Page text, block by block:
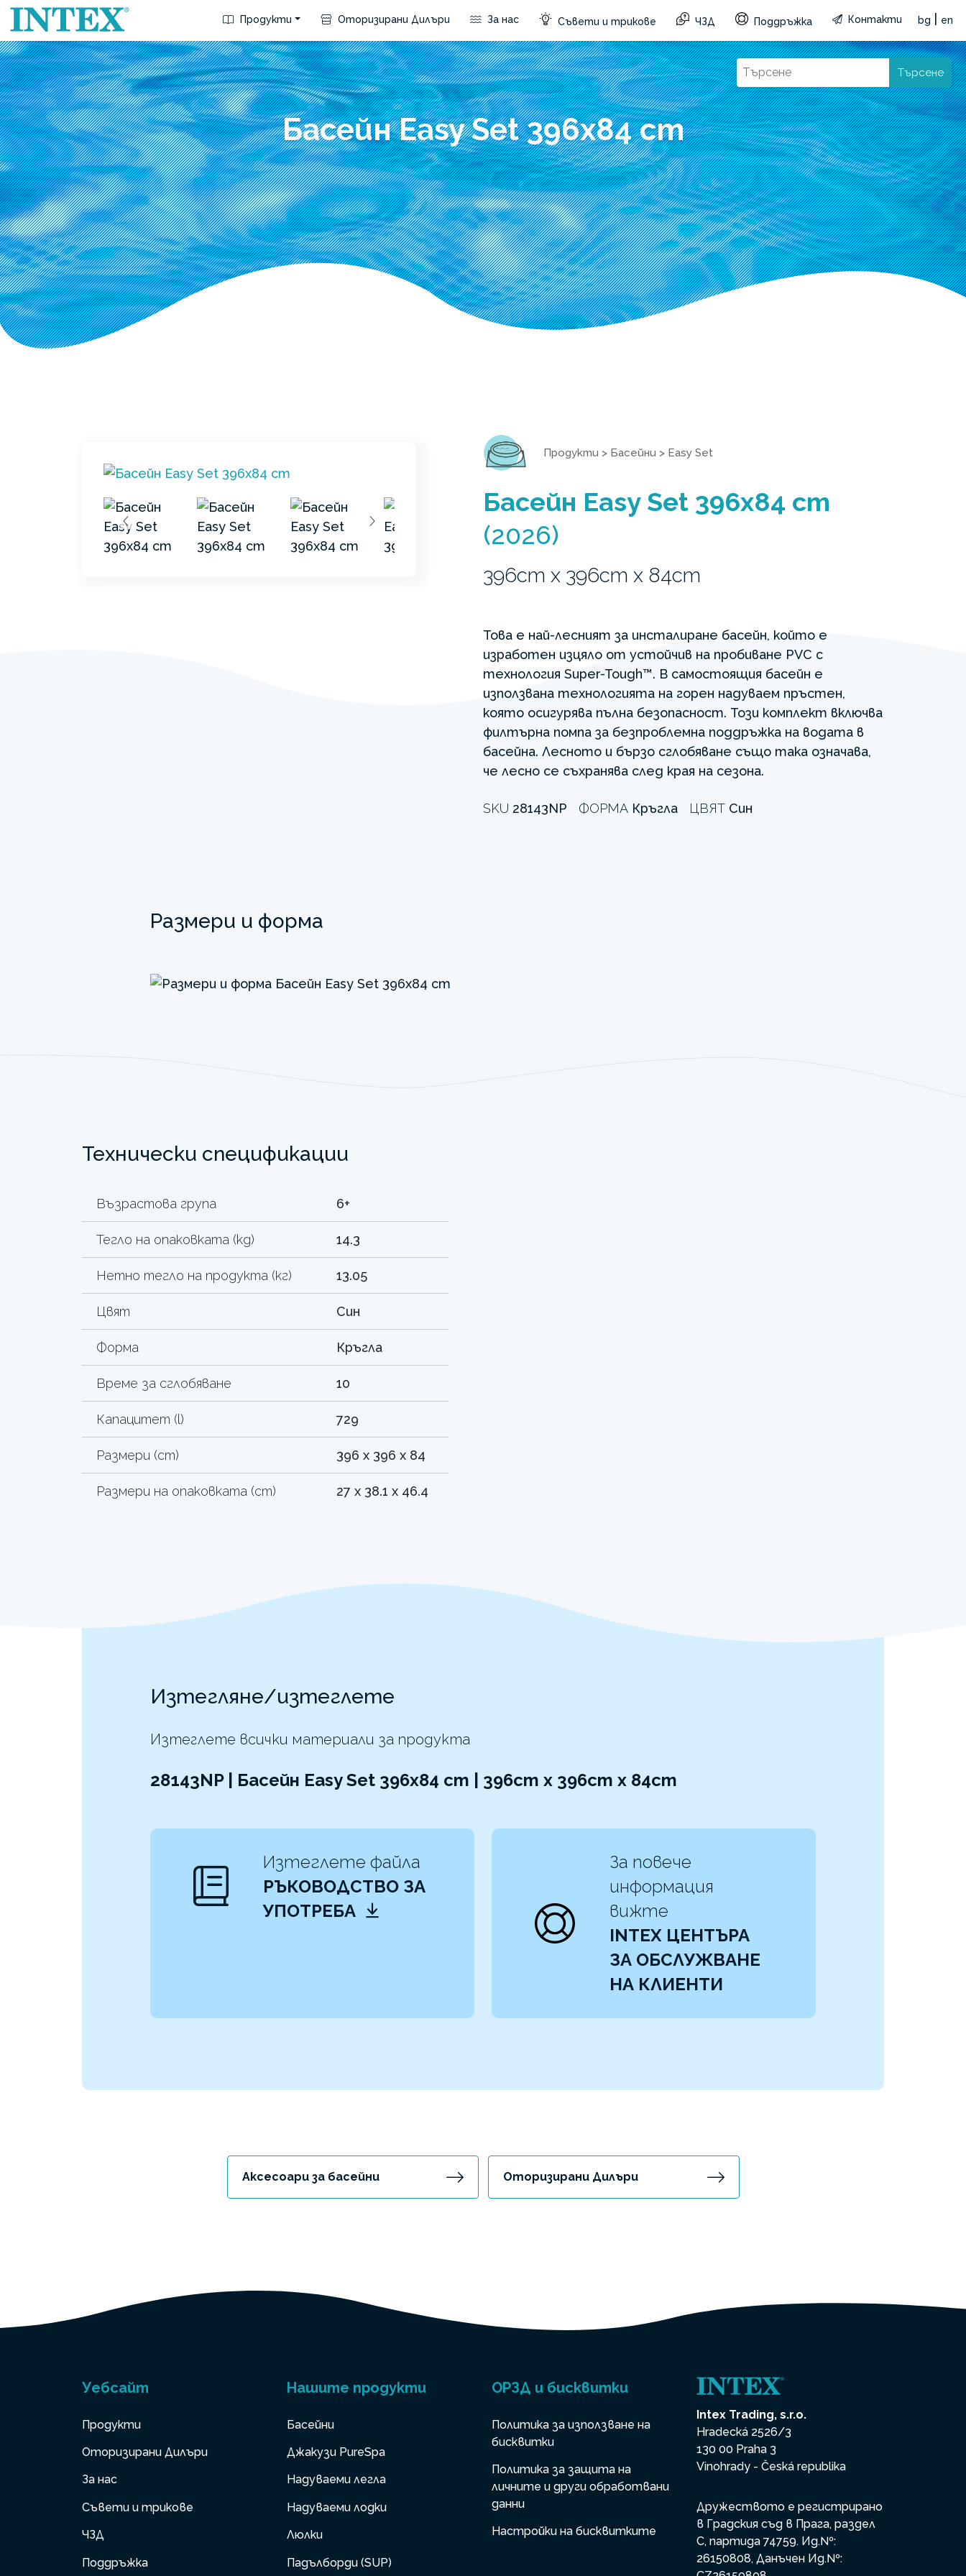
Продукти Оторизирани Дилъри За нас Съвети и трикове ЧЗД Поддръжка Контакти bg en
Търсене
Басейн Easy Set 396x84 cm
Продукти > Басейни > Easy Set
Басейн Easy Set 396x84 cm
(2026)
396cm x 396cm x 84cm
Това е най-лесният за инсталиране басейн, който е
изработен изцяло от устойчив на пробиване PVC с
технология Super-Tough™. В самостоящия басейн е
използвана технологията на горен надуваем пръстен,
която осигурява пълна безопасност. Този комплект включва
филтърна помпа за безпроблемна поддръжка на водата в
басейна. Лесното и бързо сглобяване също така означава,
че лесно се съхранява след края на сезона.
SKU 28143NP ФОРМА Кръгла ЦВЯТ Син
Размери и форма
Технически спецификации
Възрастова група 6+
Тегло на опаковката (kg) 14.3
Нетно тегло на продукта (кг) 13.05
Цвят Син
Форма Кръгла
Време за сглобяване 10
Капацитет (l) 729
Размери (cm) 396 x 396 x 84
Размери на опаковката (cm) 27 x 38.1 x 46.4
Изтегляне/изтеглете
Изтеглете всички материали за продукта
28143NP | Басейн Easy Set 396x84 cm | 396cm x 396cm x 84cm
Изтеглете файла
РЪКОВОДСТВО ЗА
УПОТРЕБА
За повече
информация
вижте
INTEX ЦЕНТЪРА
ЗА ОБСЛУЖВАНЕ
НА КЛИЕНТИ
Аксесоари за басейни Оторизирани Дилъри
Уебсайт
Продукти
Оторизирани Дилъри
За нас
Съвети и трикове
ЧЗД
Поддръжка
Нашите продукти
Басейни
Джакузи PureSpa
Надуваеми легла
Надуваеми лодки
Люлки
Падълборди (SUP)
ОРЗД и бисквитки
Политика за използване на
бисквитки
Политика за защита на
личните и други обработвани
данни
Настройки на бисквитките
Intex Trading, s.r.o.
Hradecká 2526/3
130 00 Praha 3
Vinohrady - Česká republika
Дружеството е регистрирано
в Градския съд в Прага, раздел
С, партида 74759. Ид.№:
26150808, Данъчен Ид.№: